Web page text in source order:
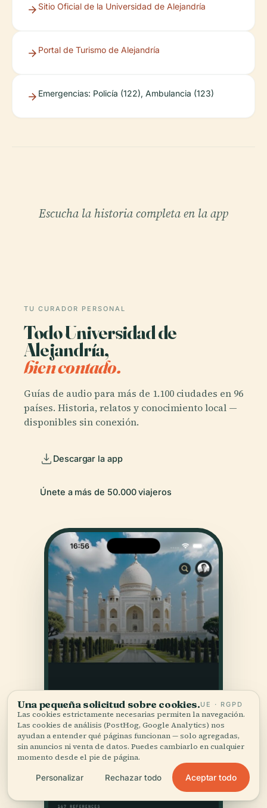
Sitio Oficial de la Universidad de Alejandría
Portal de Turismo de Alejandría
Emergencias: Policía (122), Ambulancia (123)
Escucha la historia completa en la app
TU CURADOR PERSONAL
Todo Universidad de
Alejandría,
bien contado.
Guías de audio para más de 1.100 ciudades en 96
países. Historia, relatos y conocimiento local —
disponibles sin conexión.
Descargar la app
Únete a más de 50.000 viajeros
Una pequeña solicitud sobre cookies.UE · RGPD
Las cookies estrictamente necesarias permiten la navegación.
Las cookies de análisis (PostHog, Google Analytics) nos
ayudan a entender qué páginas funcionan — solo agregadas,
sin anuncios ni venta de datos. Puedes cambiarlo en cualquier
momento desde el pie de página.
Personalizar Rechazar todo Aceptar todo